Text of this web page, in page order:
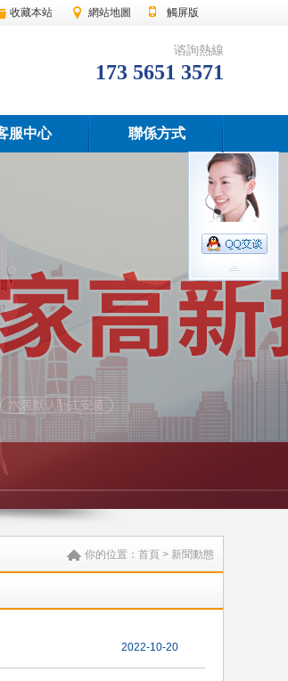
收藏本站 網站地圖 觸屏版
谘詢熱線
173 5651 3571
服中心 聯係方式
你的位置： 首頁 > 新聞動態
2022-10-20